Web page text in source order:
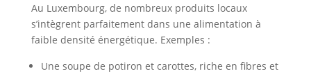
Au Luxembourg, de nombreux produits locaux
s’intègrent parfaitement dans une alimentation à
faible densité énergétique. Exemples :
Une soupe de potiron et carottes, riche en fibres et